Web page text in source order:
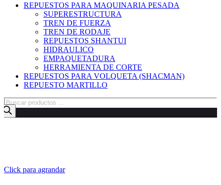
REPUESTOS PARA MAQUINARIA PESADA
SUPERESTRUCTURA
TREN DE FUERZA
TREN DE RODAJE
REPUESTOS SHANTUI
HIDRAULICO
EMPAQUETADURA
HERRAMIENTA DE CORTE
REPUESTOS PARA VOLQUETA (SHACMAN)
REPUESTO MARTILLO
Búsqueda
de
productos
Click para agrandar